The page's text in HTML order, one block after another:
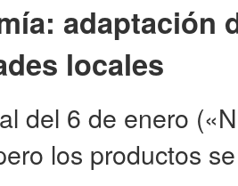
adaptación
locales
del 6 de enero
los productos